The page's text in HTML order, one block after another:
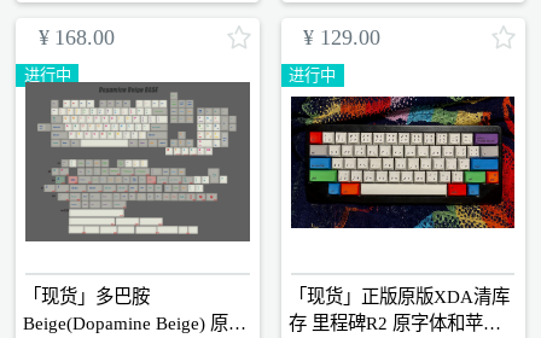
¥ 168.00
进行中
「现货」多巴胺
Beige(Dopamine Beige) 原厂
¥ 129.00
进行中
「现货」正版原版XDA清库
存 里程碑R2 原字体和苹果